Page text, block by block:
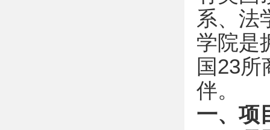
系、法
学院是
国23
伴。
一、项